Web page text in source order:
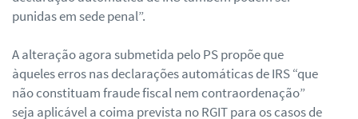
punidas em sede penal”.
A alteração agora submetida pelo PS propõe que
àqueles erros nas declarações automáticas de IRS “que
não constituam fraude fiscal nem contraordenação”
seja aplicável a coima prevista no RGIT para os casos de